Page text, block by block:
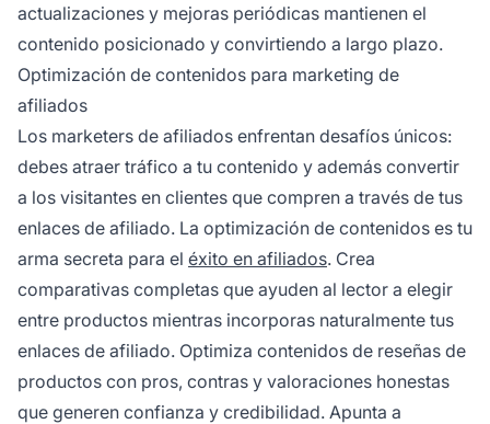
actualizaciones y mejoras periódicas mantienen el
contenido posicionado y convirtiendo a largo plazo.
Optimización de contenidos para marketing de
afiliados
Los marketers de afiliados enfrentan desafíos únicos:
debes atraer tráfico a tu contenido y además convertir
a los visitantes en clientes que compren a través de tus
enlaces de afiliado. La optimización de contenidos es tu
arma secreta para el éxito en afiliados. Crea
comparativas completas que ayuden al lector a elegir
entre productos mientras incorporas naturalmente tus
enlaces de afiliado. Optimiza contenidos de reseñas de
productos con pros, contras y valoraciones honestas
que generen confianza y credibilidad. Apunta a